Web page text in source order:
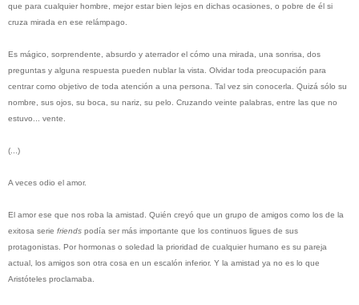
que para cualquier hombre, mejor estar bien lejos en dichas ocasiones, o pobre de él si
cruza mirada en ese relámpago.
Es mágico, sorprendente, absurdo y aterrador el cómo una mirada, una sonrisa, dos
preguntas y alguna respuesta pueden nublar la vista. Olvidar toda preocupación para
centrar como objetivo de toda atención a una persona. Tal vez sin conocerla. Quizá sólo su
nombre, sus ojos, su boca, su nariz, su pelo. Cruzando veinte palabras, entre las que no
estuvo... vente.
(...)
A veces odio el amor.
El amor ese que nos roba la amistad. Quién creyó que un grupo de amigos como los de la
exitosa serie friends podía ser más importante que los continuos ligues de sus
protagonistas. Por hormonas o soledad la prioridad de cualquier humano es su pareja
actual, los amigos son otra cosa en un escalón inferior. Y la amistad ya no es lo que
Aristóteles proclamaba.